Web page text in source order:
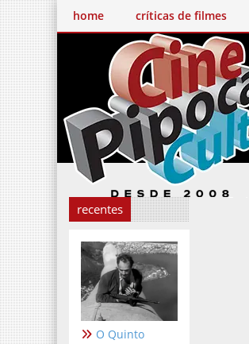
home críticas de filmes
recentes
O Quinto